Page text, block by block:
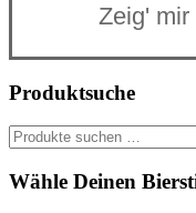
Zeig' mir
Produktsuche
Suchen
nach:
Wähle Deinen